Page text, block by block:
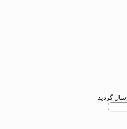
گردید